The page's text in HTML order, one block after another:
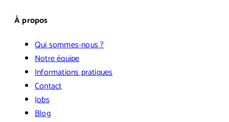
À propos
Qui sommes-nous ?
Notre équipe
Informations pratiques
Contact
Jobs
Blog